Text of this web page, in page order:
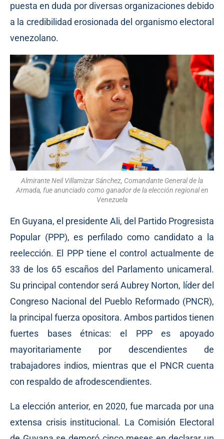
puesta en duda por diversas organizaciones debido
a la credibilidad erosionada del organismo electoral
venezolano.
Almirante Neil Villamizar Sánchez, Comandante General de la
Armada, fue anunciado como ganador de la elección regional en
Venezuela
En Guyana, el presidente Ali, del Partido Progresista
Popular (PPP), es perfilado como candidato a la
reelección. El PPP tiene el control actualmente de
33 de los 65 escaños del Parlamento unicameral.
Su principal contendor será Aubrey Norton, líder del
Congreso Nacional del Pueblo Reformado (PNCR),
la principal fuerza opositora. Ambos partidos tienen
fuertes bases étnicas: el PPP es apoyado
mayoritariamente por descendientes de
trabajadores indios, mientras que el PNCR cuenta
con respaldo de afrodescendientes.
La elección anterior, en 2020, fue marcada por una
extensa crisis institucional. La Comisión Electoral